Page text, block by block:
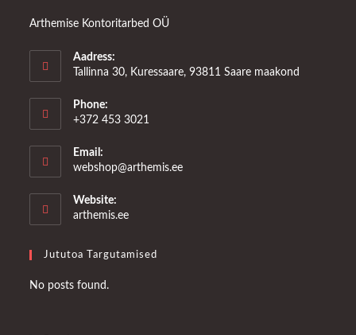
Arthemise Kontoritarbed OÜ
Aadress:
Tallinna 30, Kuressaare, 93811 Saare maakond
Phone:
+372 453 3021
Email:
webshop@arthemis.eeOpens
Website:
arthemis.ee
Jututoa Targutamised
No posts found.